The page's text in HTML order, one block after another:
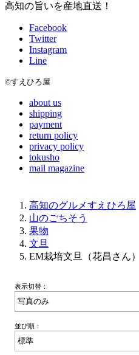
高知の旨いを産地直送！
Facebook
Twitter
Instagram
Line
©すえひろ屋
about us
shipping
payment
return policy
privacy policy
tokusho
mail magazine
高知のグルメすえひろ屋
山のごちそう
果物
文旦
EM栽培文旦（花昌さん）
表示切替：
並び順：